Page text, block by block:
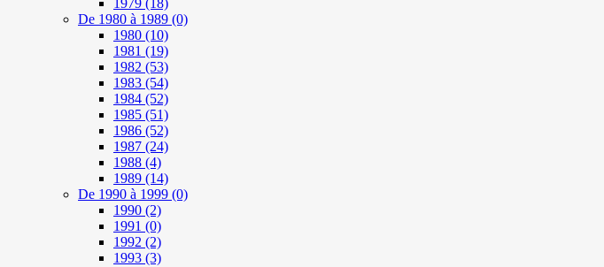
1979 (18)
De 1980 à 1989 (0)
1980 (10)
1981 (19)
1982 (53)
1983 (54)
1984 (52)
1985 (51)
1986 (52)
1987 (24)
1988 (4)
1989 (14)
De 1990 à 1999 (0)
1990 (2)
1991 (0)
1992 (2)
1993 (3)